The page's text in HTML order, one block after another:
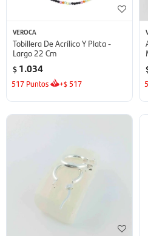
VEROCA
Tobillera De Acrílico Y Plata -
Largo 22 Cm
$ 1.034
517 Puntos +$ 517